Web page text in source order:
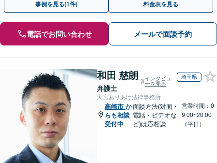
事例を見る(1件) 料金表を見る
電話でお問い合わせ メールで面談予約
和田 慈朗
弁護士
インタビュ
ーを見る
埼玉県
大宮ありあけ法律事務所
高崎市 か
らも相談
受付中
面談方法(対面・
電話・ビデオな
ど)は応相談
営業時間：0
9:00~20:00
（平日）